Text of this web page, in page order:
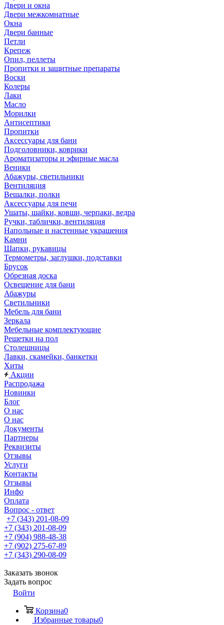
Двери и окна
Двери межкомнатные
Окна
Двери банные
Петли
Крепеж
Опил, пеллеты
Пропитки и защитные препараты
Воски
Колеры
Лаки
Масло
Морилки
Антисептики
Пропитки
Аксессуары для бани
Подголовники, коврики
Ароматизаторы и эфирные масла
Веники
Абажуры, светильники
Вентиляция
Вешалки, полки
Аксессуары для печи
Ушаты, шайки, ковши, черпаки, ведра
Ручки, таблички, вентиляция
Напольные и настенные украшения
Камни
Шапки, рукавицы
Термометры, заглушки, подставки
Брусок
Обрезная доска
Освещение для бани
Абажуры
Светильники
Мебель для бани
Зеркала
Мебельные комплектующие
Решетки на пол
Столешницы
Лавки, скамейки, банкетки
Хиты
Акции
Распродажа
Новинки
Блог
О нас
О нас
Документы
Партнеры
Реквизиты
Отзывы
Услуги
Контакты
Отзывы
Инфо
Оплата
Вопрос - ответ
+7 (343) 201-08-09
+7 (343) 201-08-09
+7 (904) 988-48-38
+7 (902) 275-67-89
+7 (343) 290-08-09
Заказать звонок
Задать вопрос
Войти
Корзина0
Избранные товары0